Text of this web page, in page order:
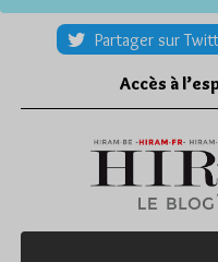
Partager sur
Accès à